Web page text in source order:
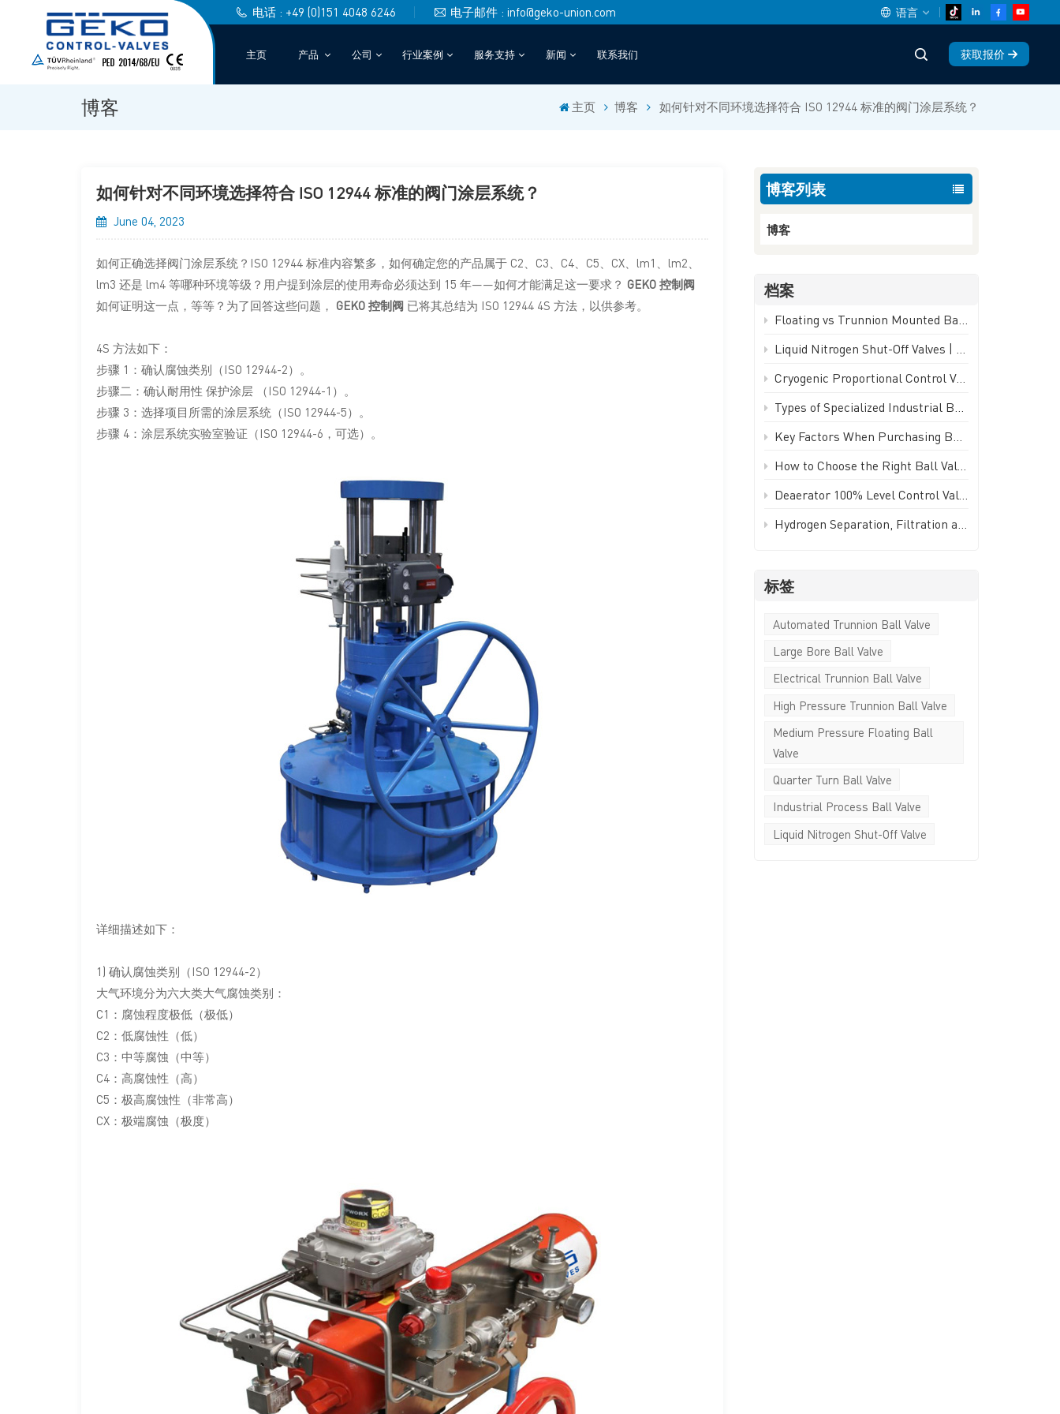
电话 : +49 (0)151 4048 6246 电子邮件 : info@geko-union.com 语言
English
Polski
한국의
Tiếng Việt
主页 产品 公司 行业案例 服务支持 新闻 联系我们 获取报价
博客 主页 博客 如何针对不同环境选择符合 ISO 12944 标准的阀门涂层系统？
博客列表
博客
档案
Floating vs Trunnion Mounted Ball Valves: How to Choose - GEKO Valve
Liquid Nitrogen Shut-Off Valves | -196°C Cryogenic Isolation Valve - GEKO Valve
Cryogenic Proportional Control Valve | Stainless Steel IP65 PWM Low Temperature Valve - GEKO Valve
Types of Specialized Industrial Ball Valves for Unique Piping Applications | GEKO Valve
Key Factors When Purchasing Ball Valves for Piping Systems | GEKO Valve
How to Choose the Right Ball Valve for Industrial Applications | GEKO Valve
Deaerator 100% Level Control Valve (LCV) - GEKO Valve
Hydrogen Separation, Filtration and Extraction Ball Valve
标签
Automated Trunnion Ball Valve
Large Bore Ball Valve
Electrical Trunnion Ball Valve
High Pressure Trunnion Ball Valve
Medium Pressure Floating Ball
Valve
Quarter Turn Ball Valve
Industrial Process Ball Valve
Liquid Nitrogen Shut-Off Valve
如何针对不同环境选择符合 ISO 12944 标准的阀门涂层系统？
June 04, 2023
如何正确选择阀门涂层系统？ISO 12944 标准内容繁多，如何确定您的产品属于 C2、C3、C4、C5、CX、lm1、lm2、
lm3 还是 lm4 等哪种环境等级？用户提到涂层的使用寿命必须达到 15 年——如何才能满足这一要求？ GEKO 控制阀
如何证明这一点，等等？为了回答这些问题， GEKO 控制阀 已将其总结为 ISO 12944 4S 方法，以供参考。
4S 方法如下：
步骤 1：确认腐蚀类别（ISO 12944-2）。
步骤二：确认耐用性保护涂层
（ISO 12944-1）。
步骤 3：选择项目所需的涂层系统（ISO 12944-5）。
步骤 4：涂层系统实验室验证（ISO 12944-6，可选）。
详细描述如下：
1) 确认腐蚀类别（ISO 12944-2）
大气环境分为六大类大气腐蚀类别：
C1：腐蚀程度极低（极低）
C2：低腐蚀性（低）
C3：中等腐蚀（中等）
C4：高腐蚀性（高）
C5：极高腐蚀性（非常高）
CX：极端腐蚀（极度）